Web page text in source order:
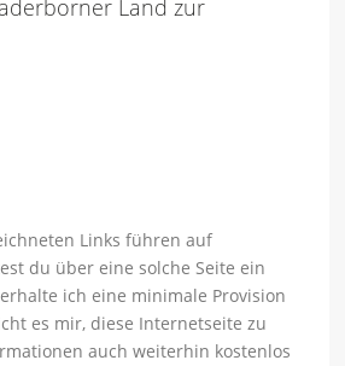
Land zur
Links führen auf
du über eine solche Seite ein
ich eine minimale Provision
es mir, diese Internetseite zu
auch weiterhin kostenlos